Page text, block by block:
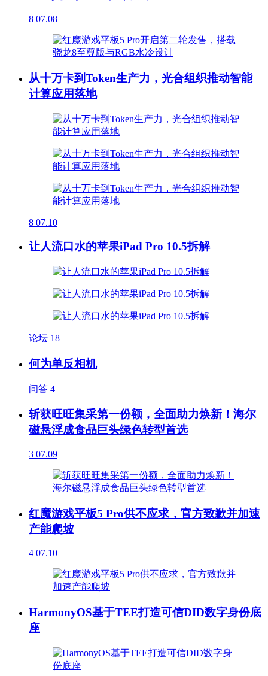
8 07.08
从十万卡到Token生产力，光合组织推动智能
计算应用落地
8 07.10
让人流口水的苹果iPad Pro 10.5拆解
论坛 18
何为单反相机
问答 4
斩获旺旺集采第一份额，全面助力焕新！海尔
磁悬浮成食品巨头绿色转型首选
3 07.09
红魔游戏平板5 Pro供不应求，官方致歉并加速
产能爬坡
4 07.10
HarmonyOS基于TEE打造可信DID数字身份底
座